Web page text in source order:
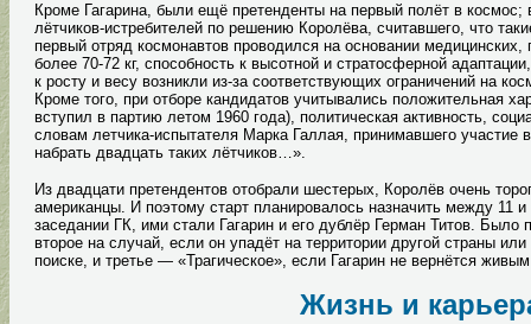
Кроме Гагарина, были ещё претенденты на первый полёт в
лётчиков-истребителей по решению Королёва, считавшего, что
первый отряд космонавтов проводился на основании
более 70-72 кг, способность к высотной и стратосферной
к росту и весу возникли из-за соответствующих ограничений на
Кроме того, при отборе кандидатов учитывались положительная
вступил в партию летом 1960 года), политическая активность,
словам летчика-испытателя Марка Галлая, принимавшего
набрать двадцать таких лётчиков…».
Из двадцати претендентов отобрали шестерых, Королёв очень
американцы. И поэтому старт планировалось назначить между 11
заседании ГК, ими стали Гагарин и его дублёр Герман Титов.
второе на случай, если он упадёт на территории другой страны
поиске, и третье — «Трагическое», если Гагарин не вернётся
Жизнь и